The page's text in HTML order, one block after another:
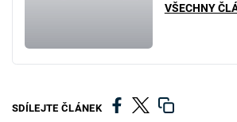
VŠECHNY
SDÍLEJTE ČLÁNEK